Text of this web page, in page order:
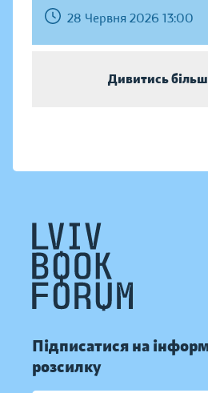
28 Червня 2026 13:00
Дивитись
Підписатися на
розсилку